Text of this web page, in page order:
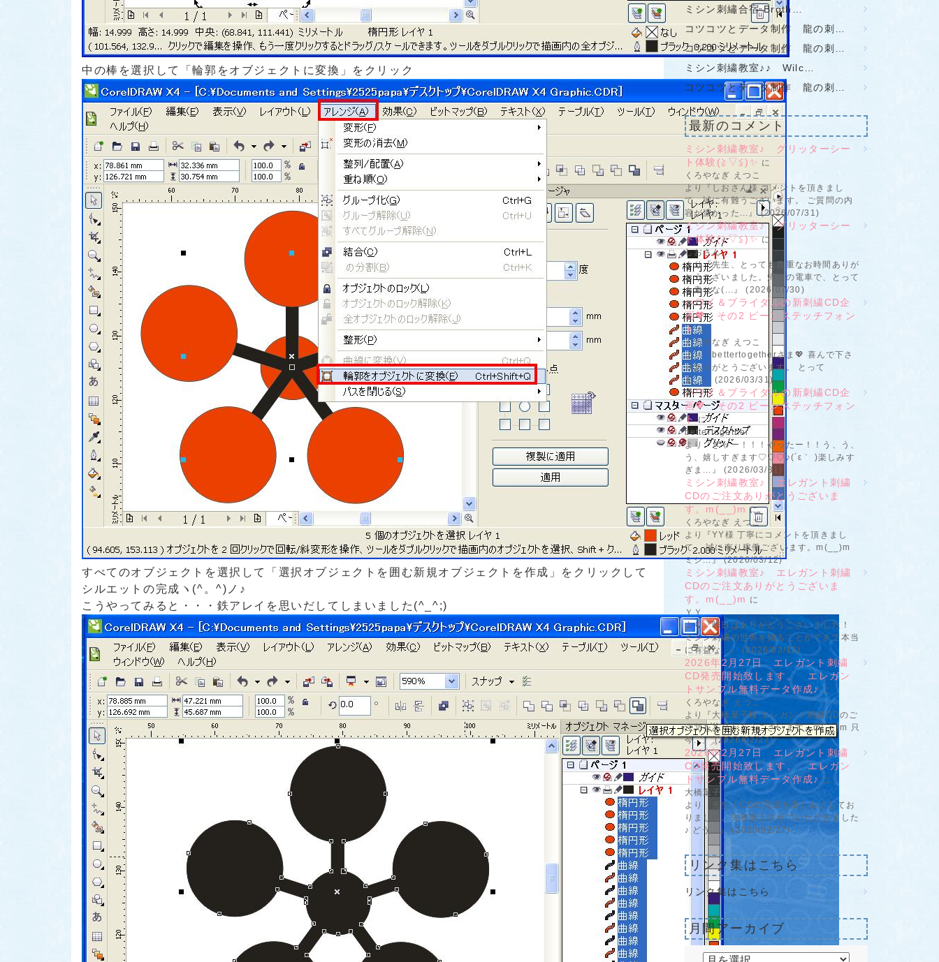
中の棒を選択して「輪郭をオブジェクトに変換」をクリック
すべてのオブジェクトを選択して「選択オブジェクトを囲む新規オブジェクトを作成」をクリックして
シルエットの完成ヽ(^。^)ノ♪
こうやってみると・・・鉄アレイを思いだしてしまいました(^_^;)
ミシン刺繡合宿 Broth…
コツコツとデータ制作 龍の刺…
コツコツとデータ制作 龍の刺…
ミシン刺繍教室♪♪ Wilc…
コツコツとデータ制作 龍の刺…
最新のコメント
ミシン刺繍教室♪ グリッターシー
ト体験(≧▽≦)✨ に
くろやなぎ えつこ
より『しおさん様 コメントを頂きまし
て、誠に有難うございます。 ご質問の内
容が濃かった...』 (2026/07/31)
ミシン刺繍教室♪ グリッターシー
ト体験(≧▽≦)✨に
しおさん
より『先生、とっても貴重なお時間ありが
とうございました。帰りの電車で、とって
も幸せな(...』 (2026/07/30)
ハワイ＆ブライダルの新刺繍CD企
画💖 その2 ビーンステッチフォン
トに
くろやなぎ えつこ
より『bettertogetherさま💖 喜んで下さ
りありがとうございます。 とって
も...』 (2026/03/31)
ハワイ＆ブライダルの新刺繍CD企
画💖 その2 ビーンステッチフォン
トに
bettertogether
より『きゃー！！！やったー！！う、う、
う、嬉しすぎます♡♡♡♪(´ε｀ )楽しみす
ぎま...』 (2026/03/31)
ミシン刺繍教室♪ エレガント刺繍
CDのご注文ありがとうございま
す。m(__)m に
くろやなぎ えつこ
より『YY様 丁寧にコメントを頂きまし
て、 誠に有り稼働ございます。m(__)m
ミシ...』 (2026/03/12)
ミシン刺繍教室♪ エレガント刺繍
CDのご注文ありがとうございま
す。m(__)m に
ＹＹ
より『昨日はありがとうございました！
ミシン刺繍の世界を知ることができて本当
に有益な...』 (2026/03/12)
2026年2月27日 エレガント刺繍
CD発売開始致します。 エレガン
トサンプル無料データ作成♪ に
くろやなぎ えつこ
より『大橋葉子様 エレガント刺繍CDのご
注文をありがとうございます。m(__)m 只
今...』 (2026/02/27)
2026年2月27日 エレガント刺繍
CD発売開始致します。 エレガン
トサンプル無料データ作成♪ に
大橋葉子
より『先生！CDの完成を楽しみにしてお
りました。先程購入させていただきました
♪ どう...』 (2026/02/27)
リンク集はこちら
リンク集はこちら
月間アーカイブ